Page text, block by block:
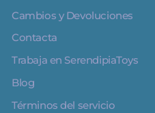
Cambios y Devoluciones
Contacta
Trabaja en SerendipiaToys
Blog
Términos del servicio